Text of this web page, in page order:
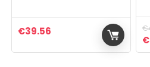
€39.56 €
€